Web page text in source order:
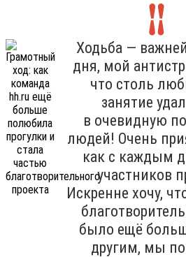
Ходьба —
дня, мой
что столь
занятие
в очевидную
людей! Очень
как с каждым
участников
Искренне хочу,
было ещё
другим, мы